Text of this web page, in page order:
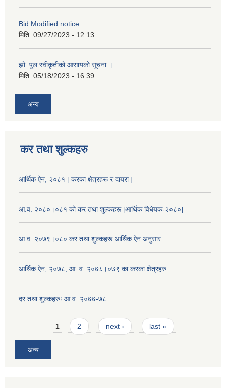
Bid Modified notice
मिति: 09/27/2023 - 12:13
झो. पुल स्वीकृतीको आसायको सूचना ।
मिति: 05/18/2023 - 16:39
अन्य
कर तथा शुल्कहरु
आर्थिक ऐन, २०८१ [ करका क्षेत्रहरू र दायरा ]
आ.व. २०८०।०८१ को कर तथा शुल्कहरू [आर्थिक विधेयक-२०८०]
आ.व. २०७९।०८० कर तथा शुल्कहरू आर्थिक ऐन अनुसार
आर्थिक ऐन, २०७८, आ .व. २०७८।०७९ का करका क्षेत्रहरु
दर तथा शुल्कहरुः आ.व. २०७७-७८
Pages1 2 next › last »
अन्य